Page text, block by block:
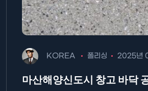
KOREA 폴리싱 2025년
마산해양신도시 창고 바닥